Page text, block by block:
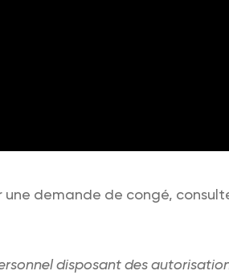
demande de congé,
disposant des